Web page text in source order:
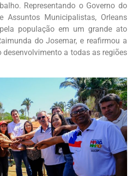
Representando o Governo do
Assuntos Municipalistas, Orleans
população em um grande ato
do Josemar, e reafirmou a
desenvolvimento a todas as regiões